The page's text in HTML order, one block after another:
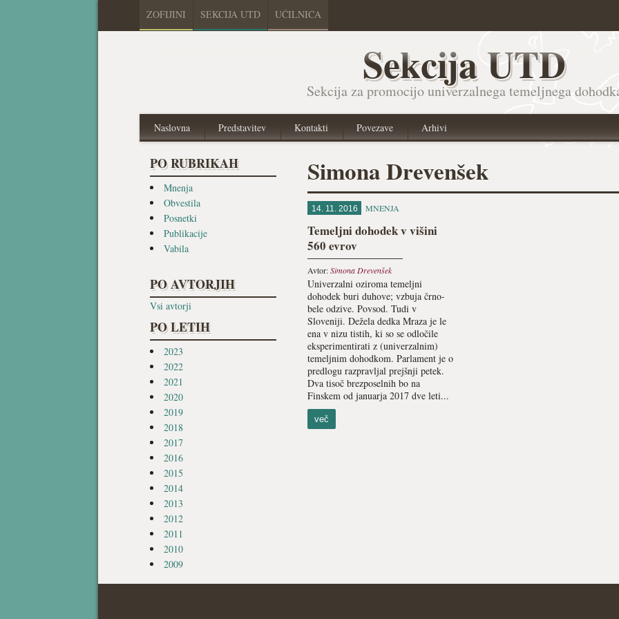
ZOFIJINI SEKCIJA UTD UČILNICA
Sekcija UTD
Sekcija za promocijo univerzalnega temeljnega
Naslovna Predstavitev Kontakti Povezave Arhivi
PO RUBRIKAH
Mnenja
Obvestila
Posnetki
Publikacije
Vabila
PO AVTORJIH
Vsi avtorji
PO LETIH
2023
2022
2021
2020
2019
2018
2017
2016
2015
2014
2013
2012
2011
2010
2009
Simona Drevenšek
14. 11. 2016 MNENJA
Temeljni dohodek v višini
560 evrov
Avtor:Simona Drevenšek
Univerzalni oziroma temeljni
dohodek buri duhove; vzbuja črno-
bele odzive. Povsod. Tudi v
Sloveniji. Dežela dedka Mraza je le
ena v nizu tistih, ki so se odločile
eksperimentirati z (univerzalnim)
temeljnim dohodkom. Parlament je o
predlogu razpravljal prejšnji petek.
Dva tisoč brezposelnih bo na
Finskem od januarja 2017 dve leti...
več